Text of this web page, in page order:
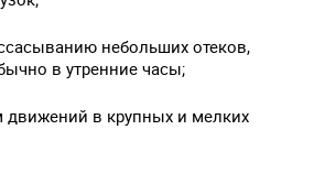
небольших отеков,
в утренние часы;
в крупных и мелких